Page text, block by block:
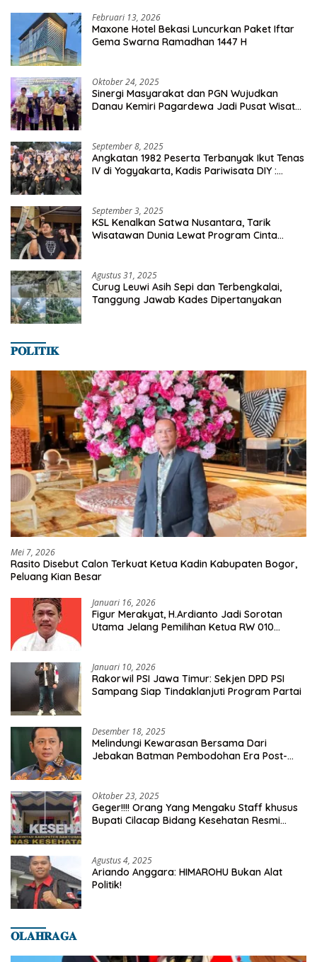
Februari 13, 2026
Maxone Hotel Bekasi Luncurkan Paket Iftar
Gema Swarna Ramadhan 1447 H
Oktober 24, 2025
Sinergi Masyarakat dan PGN Wujudkan
Danau Kemiri Pagardewa Jadi Pusat Wisata
September 8, 2025
Angkatan 1982 Peserta Terbanyak Ikut Tenas
IV di Yogyakarta, Kadis Pariwisata DIY :
September 3, 2025
KSL Kenalkan Satwa Nusantara, Tarik
Wisatawan Dunia Lewat Program Cinta
Agustus 31, 2025
Curug Leuwi Asih Sepi dan Terbengkalai,
Tanggung Jawab Kades Dipertanyakan
𝐏𝐎𝐋𝐈𝐓𝐈𝐊
Mei 7, 2026
Rasito Disebut Calon Terkuat Ketua Kadin Kabupaten Bogor,
Peluang Kian Besar
Januari 16, 2026
Figur Merakyat, H.Ardianto Jadi Sorotan
Utama Jelang Pemilihan Ketua RW 010
Januari 10, 2026
Rakorwil PSI Jawa Timur: Sekjen DPD PSI
Sampang Siap Tindaklanjuti Program Partai
Desember 18, 2025
Melindungi Kewarasan Bersama Dari
Jebakan Batman Pembodohan Era Post-
Oktober 23, 2025
Geger!!!! Orang Yang Mengaku Staff khusus
Bupati Cilacap Bidang Kesehatan Resmi
Agustus 4, 2025
Ariando Anggara: HIMAROHU Bukan Alat
Politik!
𝐎𝐋𝐀𝐇𝐑𝐀𝐆𝐀